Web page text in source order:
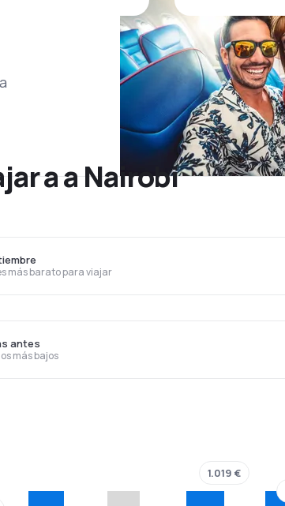
a a Nairobi
más barato para viajar
más bajos
antes
1.019 €